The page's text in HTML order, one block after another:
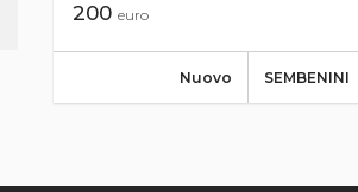
200 euro
SEMBENINI
Nuovo